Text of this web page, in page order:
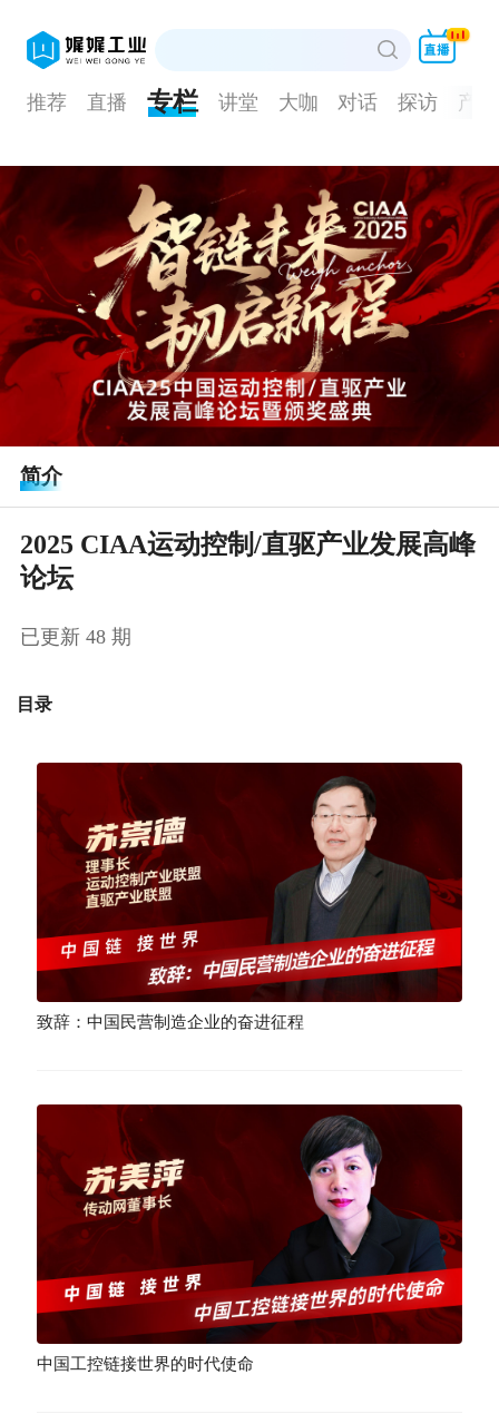
推荐 直播 专栏 讲堂 大咖 对话 探访 产品
简介
2025 CIAA运动控制/直驱产业发展高峰
论坛
已更新 48 期
目录
致辞：中国民营制造企业的奋进征程
中国工控链接世界的时代使命